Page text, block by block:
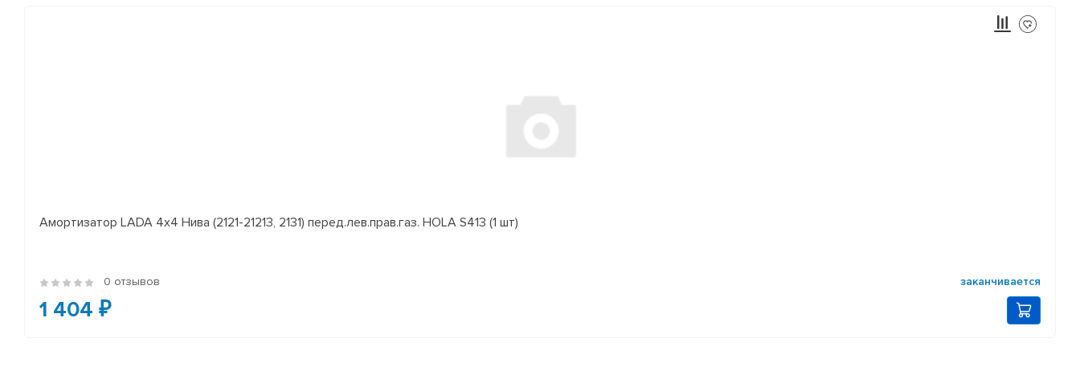
Амортизатор LADA 4x4 Нива (2121-21213, 2131) перед.лев.прав.газ. HOLA S413 (1 шт)
0 отзывов заканчивается
1 404 ₽